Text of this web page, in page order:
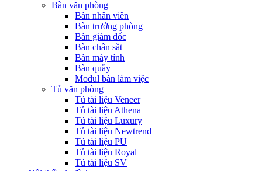
Bàn văn phòng
Bàn nhân viên
Bàn trưởng phòng
Bàn giám đốc
Bàn chân sắt
Bàn máy tính
Bàn quầy
Modul bàn làm việc
Tủ văn phòng
Tủ tài liệu Veneer
Tủ tài liệu Athena
Tủ tài liệu Luxury
Tủ tài liệu Newtrend
Tủ tài liệu PU
Tủ tài liệu Royal
Tủ tài liệu SV